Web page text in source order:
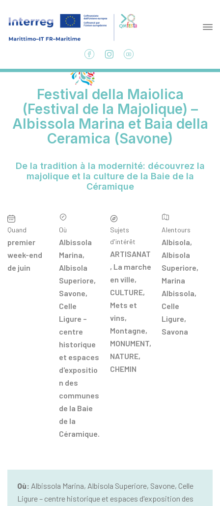
Festival della Maiolica
(Festival de la Majolique) –
Albissola Marina et Baia della
Ceramica (Savone)
De la tradition à la modernité: découvrez la
majolique et la culture de la Baie de la
Céramique
Quand
premier
week-end
de juin
Où
Albissola
Marina,
Albisola
Superiore,
Savone,
Celle
Ligure –
centre
historique
et espaces
d'expositio
n des
communes
de la Baie
de la
Céramique.
Sujets
d'intérêt
ARTISANAT
, La marche
en ville,
CULTURE,
Mets et
vins,
Montagne,
MONUMENT,
NATURE,
CHEMIN
Alentours
Albisola,
Albisola
Superiore,
Marina
Albissola,
Celle
Ligure,
Savona
Où: Albissola Marina, Albisola Superiore, Savone, Celle
Ligure – centre historique et espaces d'exposition des